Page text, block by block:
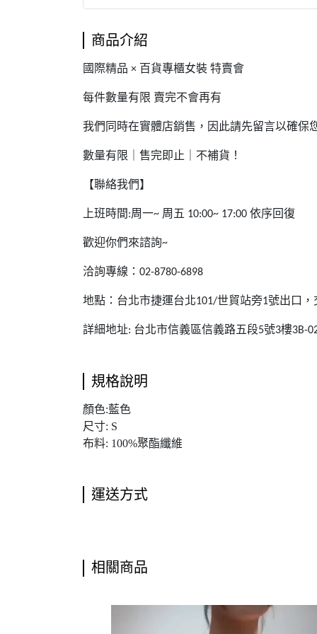
商品介紹
國際精品 × 百貨專櫃女裝 特賣會
每件數量有限 賣完不會再有
我們同時在實體店銷售，因此請先留言以確保
數量有限｜售完即止｜不補貨！
【聯絡我們】
上班時間:周一~ 周五 10:00~ 17:00 依序回復
歡迎你們來諮詢~
洽詢專線： 02-8780-6898
地點：台北市捷運台北101/世貿站旁1號出口，
詳細地址: 台北市信義區信義路五段5號3樓3B-
規格說明
顏色:藍色
尺寸: S
布料: 100%聚酯纖維
運送方式
相關商品